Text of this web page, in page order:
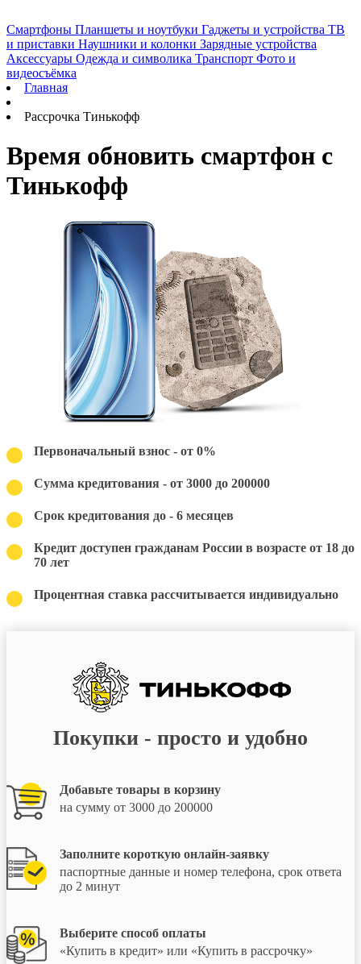
Смартфоны Планшеты и ноутбуки Гаджеты и устройства ТВ
и приставки Наушники и колонки Зарядные устройства
Аксессуары Одежда и символика Транспорт Фото и
видеосъёмка
Главная
Рассрочка Тинькофф
Время обновить смартфон с
Тинькофф
Первоначальный взнос - от 0%
Сумма кредитования - от 3000 до 200000
Срок кредитования до - 6 месяцев
Кредит доступен гражданам России в возрасте от 18 до
70 лет
Процентная ставка рассчитывается индивидуально
Покупки - просто и удобно
Добавьте товары в корзину
на сумму от 3000 до 200000
Заполните короткую онлайн-заявку
паспортные данные и номер телефона, срок ответа
до 2 минут
Выберите способ оплаты
«Купить в кредит» или «Купить в рассрочку»